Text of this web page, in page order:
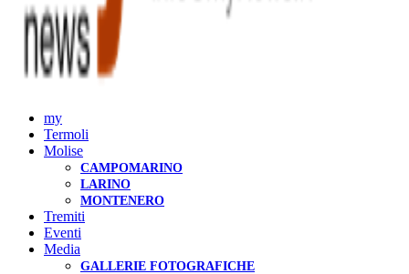
my
Termoli
Molise
CAMPOMARINO
LARINO
MONTENERO
Tremiti
Eventi
Media
GALLERIE FOTOGRAFICHE